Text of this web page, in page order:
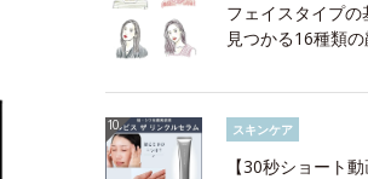
フェイスタイプの
見つかる16種類
スキンケア
【30秒ショート